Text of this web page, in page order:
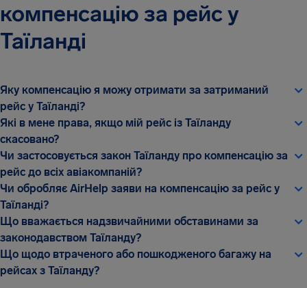
компенсацію за рейс у
Таїланді
Яку компенсацію я можу отримати за затриманий
рейс у Таїланді?
Які в мене права, якщо мій рейс із Таїланду
скасовано?
Чи застосовується закон Таїланду про компенсацію за
рейс до всіх авіакомпаній?
Чи обробляє AirHelp заяви на компенсацію за рейс у
Таїланді?
Що вважається надзвичайними обставинами за
законодавством Таїланду?
Що щодо втраченого або пошкодженого багажу на
рейсах з Таїланду?